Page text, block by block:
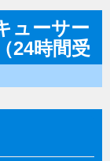
ューサー
24時間受